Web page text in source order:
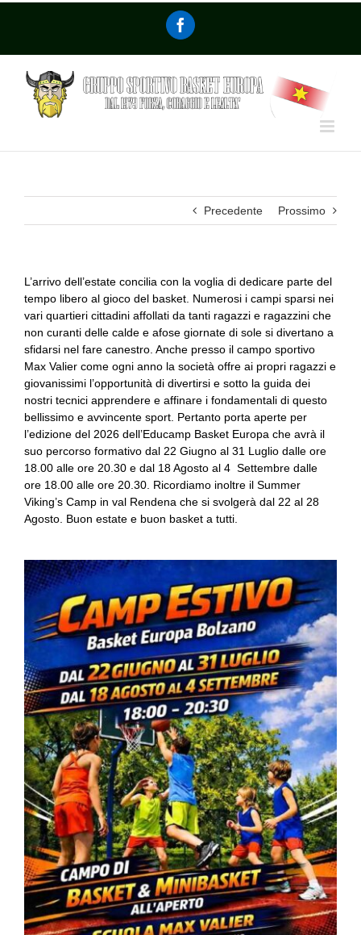
Precedente Prossimo
L’arrivo dell’estate concilia con la voglia di dedicare parte del
tempo libero al gioco del basket. Numerosi i campi sparsi nei
vari quartieri cittadini affollati da tanti ragazzi e ragazzini che
non curanti delle calde e afose giornate di sole si divertano a
sfidarsi nel fare canestro. Anche presso il campo sportivo
Max Valier come ogni anno la società offre ai propri ragazzi e
giovanissimi l’opportunità di divertirsi e sotto la guida dei
nostri tecnici apprendere e affinare i fondamentali di questo
bellissimo e avvincente sport. Pertanto porta aperte per
l’edizione del 2026 dell’Educamp Basket Europa che avrà il
suo percorso formativo dal 22 Giugno al 31 Luglio dalle ore
18.00 alle ore 20.30 e dal 18 Agosto al 4 Settembre dalle
ore 18.00 alle ore 20.30. Ricordiamo inoltre il Summer
Viking’s Camp in val Rendena che si svolgerà dal 22 al 28
Agosto. Buon estate e buon basket a tutti.